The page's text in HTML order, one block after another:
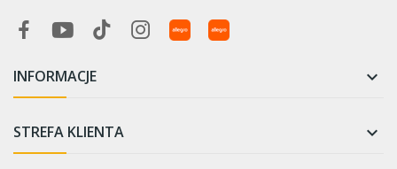
INFORMACJE 
STREFA KLIENTA 